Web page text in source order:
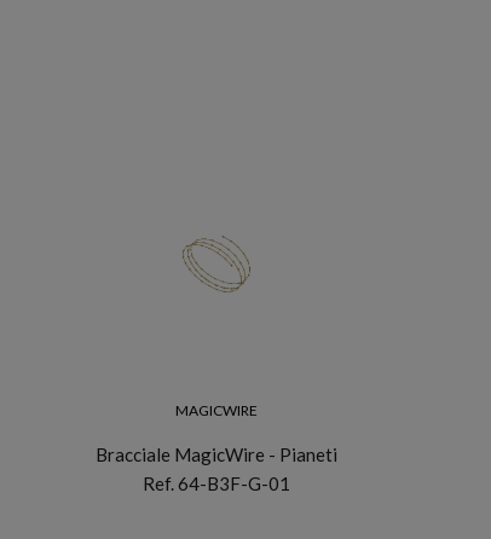
MAGICWIRE
Bracciale MagicWire - Pianeti
Ref. 64-B3F-G-01